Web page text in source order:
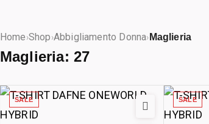
Home›Shop›Abbigliamento Donna› Maglieria
Maglieria: 27
SALE SALE